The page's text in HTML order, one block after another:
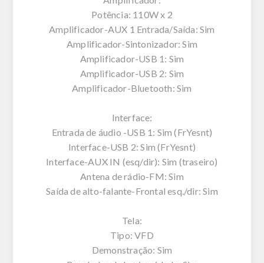
Potência: 110W x 2
Amplificador-AUX 1 Entrada/Saída: Sim
Amplificador-Sintonizador: Sim
Amplificador-USB 1: Sim
Amplificador-USB 2: Sim
Amplificador-Bluetooth: Sim
Interface:
Entrada de áudio -USB 1: Sim (FrYesnt)
Interface-USB 2: Sim (FrYesnt)
Interface-AUX IN (esq/dir): Sim (traseiro)
Antena de rádio-FM: Sim
Saída de alto-falante-Frontal esq./dir: Sim
Tela:
Tipo: VFD
Demonstração: Sim